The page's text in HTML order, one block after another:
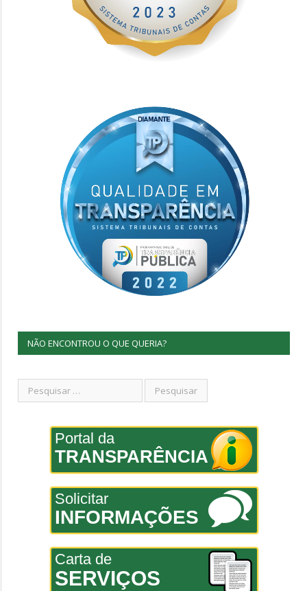
NÃO ENCONTROU O QUE QUERIA?
Portal da
TRANSPARÊNCIA
Solicitar
INFORMAÇÕES
Carta de
SERVIÇOS